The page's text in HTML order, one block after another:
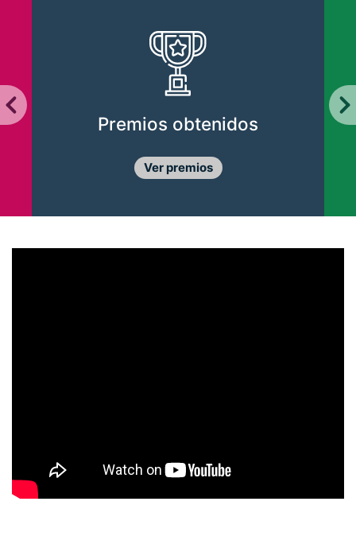
Premios obtenidos
Ver premios